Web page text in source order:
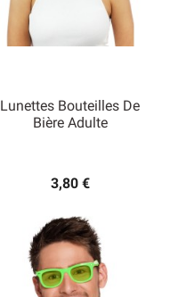
Lunettes Bouteilles De
Bière Adulte
3,80 €